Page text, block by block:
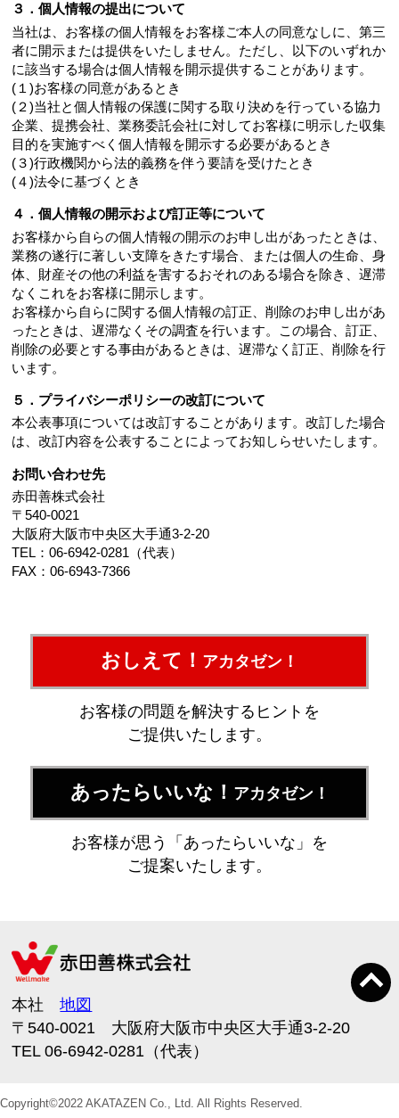
３．個人情報の提出について
当社は、お客様の個人情報をお客様ご本人の同意なしに、第三
者に開示または提供をいたしません。ただし、以下のいずれか
に該当する場合は個人情報を開示提供することがあります。
(１)お客様の同意があるとき
(２)当社と個人情報の保護に関する取り決めを行っている協力
企業、提携会社、業務委託会社に対してお客様に明示した収集
目的を実施すべく個人情報を開示する必要があるとき
(３)行政機関から法的義務を伴う要請を受けたとき
(４)法令に基づくとき
４．個人情報の開示および訂正等について
お客様から自らの個人情報の開示のお申し出があったときは、
業務の遂行に著しい支障をきたす場合、または個人の生命、身
体、財産その他の利益を害するおそれのある場合を除き、遅滞
なくこれをお客様に開示します。
お客様から自らに関する個人情報の訂正、削除のお申し出があ
ったときは、遅滞なくその調査を行います。この場合、訂正、
削除の必要とする事由があるときは、遅滞なく訂正、削除を行
います。
５．プライバシーポリシーの改訂について
本公表事項については改訂することがあります。改訂した場合
は、改訂内容を公表することによってお知しらせいたします。
お問い合わせ先
赤田善株式会社
〒540-0021
大阪府大阪市中央区大手通3-2-20
TEL：06-6942-0281（代表）
FAX：06-6943-7366
おしえて！ アカタゼン！
お客様の問題を解決するヒントを
ご提供いたします。
あったらいいな！ アカタゼン！
お客様が思う「あったらいいな」を
ご提案いたします。
本社地図
〒540-0021 大阪府大阪市中央区大手通3-2-20
TEL 06-6942-0281（代表）
Copyright©2022 AKATAZEN Co., Ltd. All Rights Reserved.